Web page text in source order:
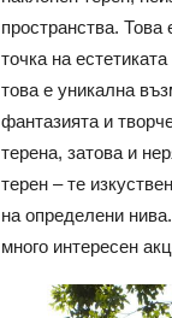
пространства.
точка на
това е уникална
фантазията и
терена, затова и
терен – те
на определени
много интересен